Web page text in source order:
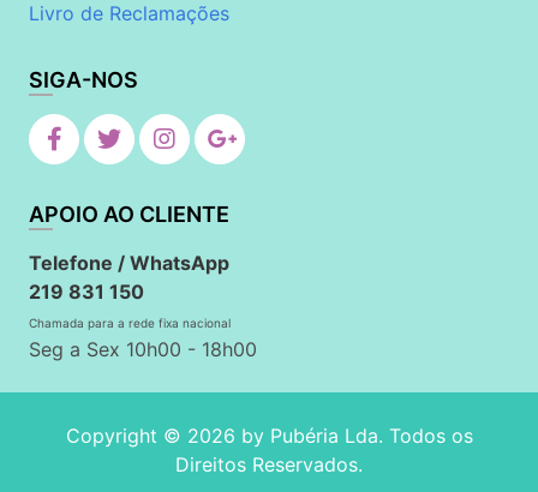
Livro de Reclamações
SIGA-NOS
APOIO AO CLIENTE
Telefone / WhatsApp
219 831 150
Chamada para a rede fixa nacional
Seg a Sex 10h00 - 18h00
Copyright © 2026 by Pubéria Lda. Todos os
Direitos Reservados.